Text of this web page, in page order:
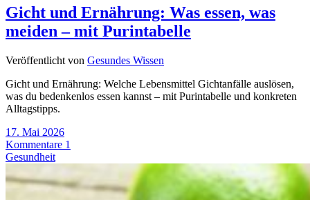
Gicht und Ernährung: Was essen, was
meiden – mit Purintabelle
Veröffentlicht von Gesundes Wissen
Gicht und Ernährung: Welche Lebensmittel Gichtanfälle auslösen,
was du bedenkenlos essen kannst – mit Purintabelle und konkreten
Alltagstipps.
17. Mai 2026
Kommentare 1
Gesundheit